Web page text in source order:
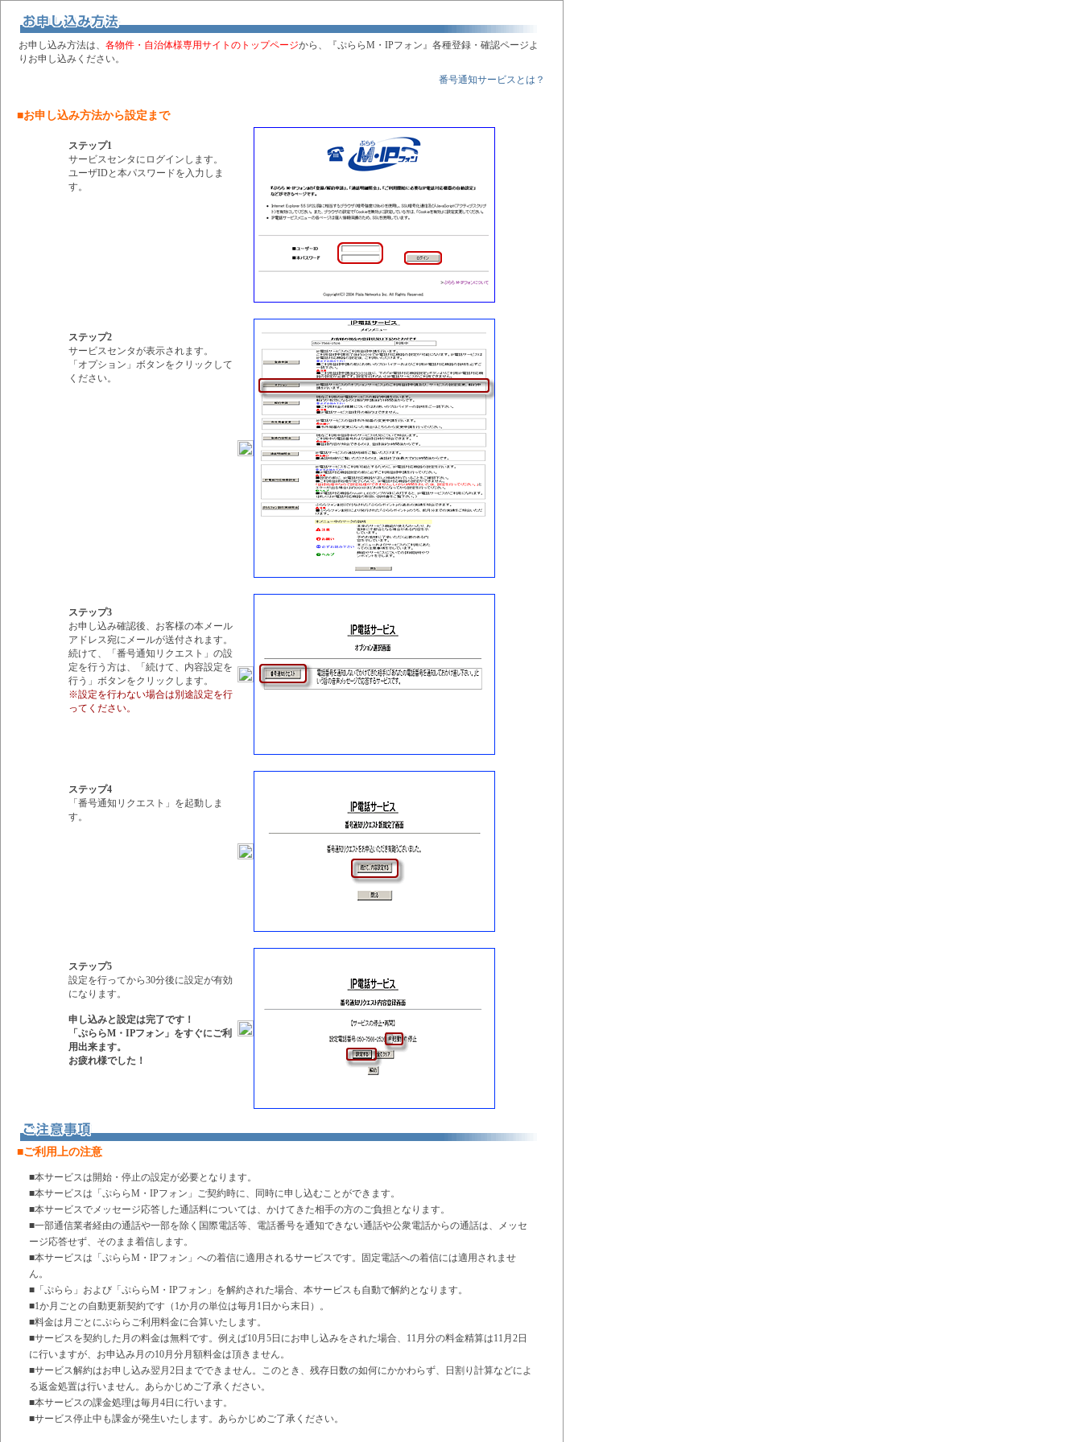
お申し込み方法は、 各物件・自治体様専用サイトのトップページから、『ぷららM・IPフォン』各種登録・確認ページよ
りお申し込みください。
番号通知サービスとは？
■お申し込み方法から設定まで
ステップ1
サービスセンタにログインします。
ユーザIDと本パスワードを入力しま
す。
ステップ2
サービスセンタが表示されます。
「オプション」ボタンをクリックして
ください。
ステップ3
お申し込み確認後、お客様の本メール
アドレス宛にメールが送付されます。
続けて、「番号通知リクエスト」の設
定を行う方は、「続けて、内容設定を
行う」ボタンをクリックします。
※設定を行わない場合は別途設定を行
ってください。
ステップ4
「番号通知リクエスト」を起動しま
す。
ステップ5
設定を行ってから30分後に設定が有効
になります。
申し込みと設定は完了です！
「ぷららM・IPフォン」をすぐにご利
用出来ます。
お疲れ様でした！
■ご利用上の注意
■本サービスは開始・停止の設定が必要となります。
■本サービスは「ぷららM・IPフォン」ご契約時に、同時に申し込むことができます。
■本サービスでメッセージ応答した通話料については、かけてきた相手の方のご負担となります。
■一部通信業者経由の通話や一部を除く国際電話等、電話番号を通知できない通話や公衆電話からの通話は、メッセ
ージ応答せず、そのまま着信します。
■本サービスは「ぷららM・IPフォン」への着信に適用されるサービスです。固定電話への着信には適用されませ
ん。
■「ぷらら」および「ぷららM・IPフォン」を解約された場合、本サービスも自動で解約となります。
■1か月ごとの自動更新契約です（1か月の単位は毎月1日から末日）。
■料金は月ごとにぷららご利用料金に合算いたします。
■サービスを契約した月の料金は無料です。例えば10月5日にお申し込みをされた場合、11月分の料金精算は11月2日
に行いますが、お申込み月の10月分月額料金は頂きません。
■サービス解約はお申し込み翌月2日までできません。このとき、残存日数の如何にかかわらず、日割り計算などによ
る返金処置は行いません。あらかじめご了承ください。
■本サービスの課金処理は毎月4日に行います。
■サービス停止中も課金が発生いたします。あらかじめご了承ください。